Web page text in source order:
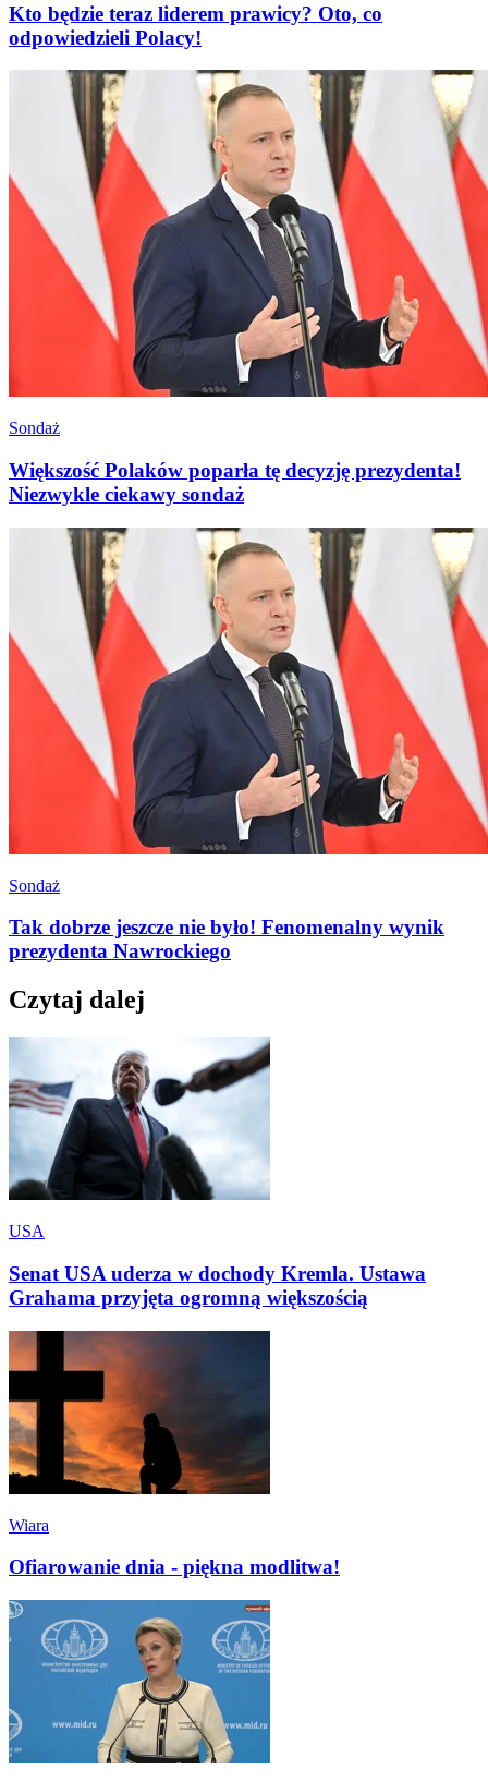
Kto będzie teraz liderem prawicy? Oto, co
odpowiedzieli Polacy!
Sondaż
Większość Polaków poparła tę decyzję prezydenta!
Niezwykle ciekawy sondaż
Sondaż
Tak dobrze jeszcze nie było! Fenomenalny wynik
prezydenta Nawrockiego
Czytaj dalej
USA
Senat USA uderza w dochody Kremla. Ustawa
Grahama przyjęta ogromną większością
Wiara
Ofiarowanie dnia - piękna modlitwa!